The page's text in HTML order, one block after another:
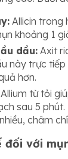
Allicin trong
khoảng 1
dầu:Axit
này trực
hơn.
Allium từ tỏi
sau 5
châm
đối với